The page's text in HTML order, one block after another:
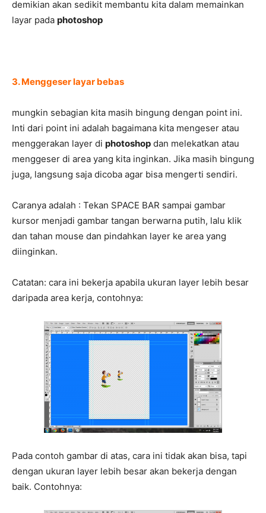
demikian akan sedikit membantu kita dalam memainkan
layar pada photoshop
3. Menggeser layar bebas
mungkin sebagian kita masih bingung dengan point ini.
Inti dari point ini adalah bagaimana kita mengeser atau
menggerakan layer di photoshop dan melekatkan atau
menggeser di area yang kita inginkan. Jika masih bingung
juga, langsung saja dicoba agar bisa mengerti sendiri.
Caranya adalah : Tekan SPACE BAR sampai gambar
kursor menjadi gambar tangan berwarna putih, lalu klik
dan tahan mouse dan pindahkan layer ke area yang
diinginkan.
Catatan: cara ini bekerja apabila ukuran layer lebih besar
daripada area kerja, contohnya:
Pada contoh gambar di atas, cara ini tidak akan bisa, tapi
dengan ukuran layer lebih besar akan bekerja dengan
baik. Contohnya: